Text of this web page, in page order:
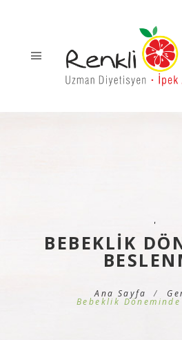
'
BEBEKLIK
Ana Sayfa
Bebeklik Döneminde